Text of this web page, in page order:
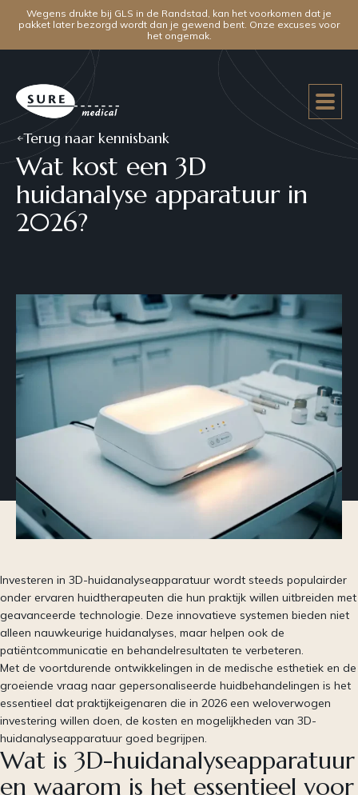
Wegens drukte bij GLS in de Randstad, kan het voorkomen dat je
pakket later bezorgd wordt dan je gewend bent. Onze excuses voor
het ongemak.
Terug naar kennisbank
Wat kost een 3D
huidanalyse apparatuur in
2026?
Investeren in 3D-huidanalyseapparatuur wordt steeds populairder
onder ervaren huidtherapeuten die hun praktijk willen uitbreiden met
geavanceerde technologie. Deze innovatieve systemen bieden niet
alleen nauwkeurige huidanalyses, maar helpen ook de
patiëntcommunicatie en behandelresultaten te verbeteren.
Met de voortdurende ontwikkelingen in de medische esthetiek en de
groeiende vraag naar gepersonaliseerde huidbehandelingen is het
essentieel dat praktijkeigenaren die in 2026 een weloverwogen
investering willen doen, de kosten en mogelijkheden van 3D-
huidanalyseapparatuur goed begrijpen.
Wat is 3D-huidanalyseapparatuur
en waarom is het essentieel voor